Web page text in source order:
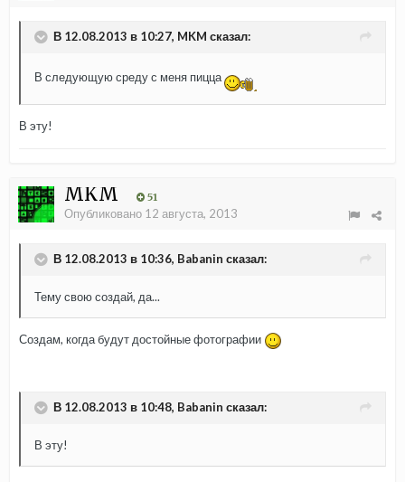
В 12.08.2013 в 10:27, MKM сказал:
В следующую среду с меня пицца
В эту!
MKM 51
Опубликовано 12 августа, 2013
В 12.08.2013 в 10:36, Babanin сказал:
Тему свою создай, да...
Создам, когда будут достойные фотографии
В 12.08.2013 в 10:48, Babanin сказал:
В эту!